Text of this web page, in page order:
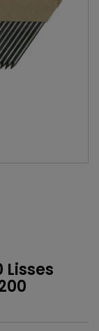
Lisses